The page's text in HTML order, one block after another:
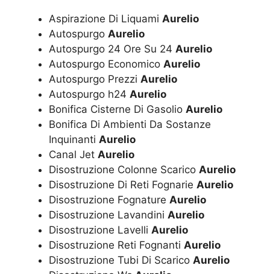
Aspirazione Di Liquami Aurelio
Autospurgo Aurelio
Autospurgo 24 Ore Su 24 Aurelio
Autospurgo Economico Aurelio
Autospurgo Prezzi Aurelio
Autospurgo h24 Aurelio
Bonifica Cisterne Di Gasolio Aurelio
Bonifica Di Ambienti Da Sostanze
Inquinanti Aurelio
Canal Jet Aurelio
Disostruzione Colonne Scarico Aurelio
Disostruzione Di Reti Fognarie Aurelio
Disostruzione Fognature Aurelio
Disostruzione Lavandini Aurelio
Disostruzione Lavelli Aurelio
Disostruzione Reti Fognanti Aurelio
Disostruzione Tubi Di Scarico Aurelio